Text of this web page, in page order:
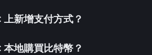
新增支付方式？
地購買比特幣？